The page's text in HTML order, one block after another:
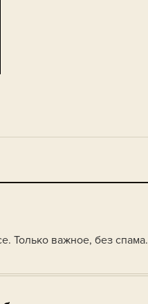
Только важное, без спама.